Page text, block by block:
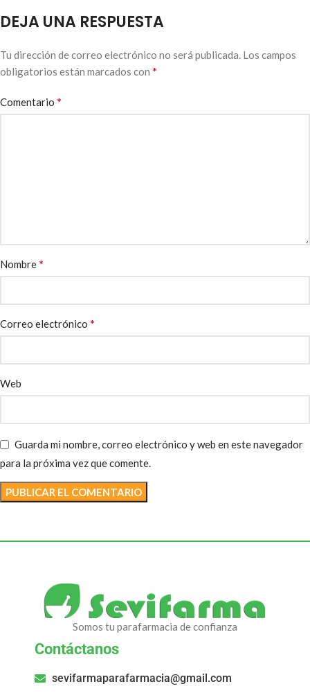
DEJA UNA RESPUESTA
Tu dirección de correo electrónico no será publicada. Los campos
obligatorios están marcados con *
Comentario *
Nombre*
Correo electrónico *
Web
Guarda mi nombre, correo electrónico y web en este navegador
para la próxima vez que comente.
Somos tu parafarmacia de confianza
Contáctanos
sevifarmaparafarmacia@gmail.com